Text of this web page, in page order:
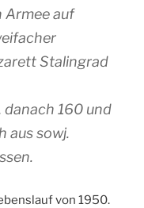
Armee auf
Stalingrad
160 und
aus sowj.
von 1950.